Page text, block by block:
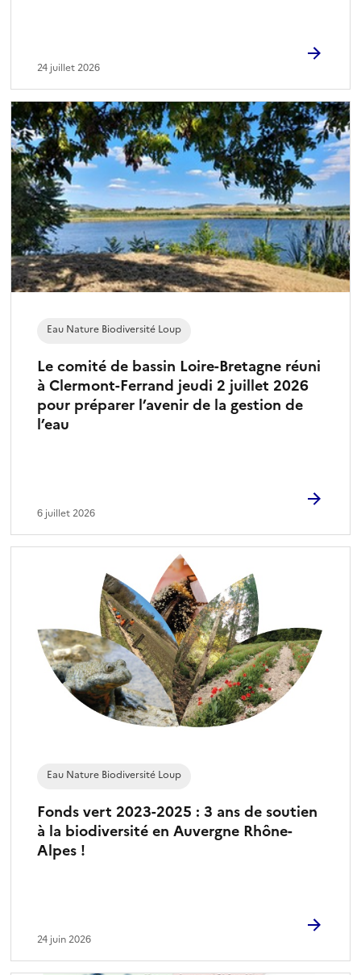
24 juillet 2026
Le comité de bassin Loire-Bretagne réuni
à Clermont-Ferrand jeudi 2 juillet 2026
pour préparer l’avenir de la gestion de
l’eau
Eau Nature Biodiversité Loup
6 juillet 2026
Fonds vert 2023-2025 : 3 ans de soutien
à la biodiversité en Auvergne Rhône-
Alpes !
Eau Nature Biodiversité Loup
24 juin 2026